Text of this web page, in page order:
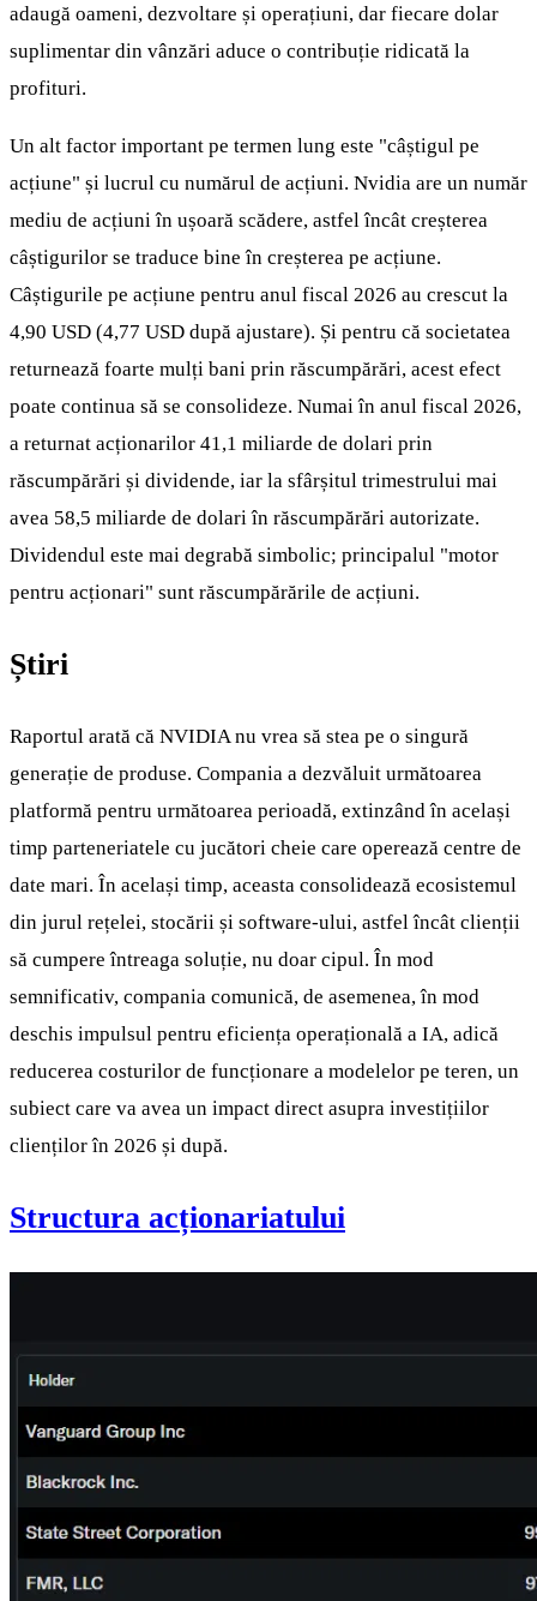
adaugă oameni, dezvoltare și operațiuni, dar fiecare dolar
suplimentar din vânzări aduce o contribuție ridicată la
profituri.
Un alt factor important pe termen lung este "câștigul pe
acțiune" și lucrul cu numărul de acțiuni. Nvidia are un număr
mediu de acțiuni în ușoară scădere, astfel încât creșterea
câștigurilor se traduce bine în creșterea pe acțiune.
Câștigurile pe acțiune pentru anul fiscal 2026 au crescut la
4,90 USD (4,77 USD după ajustare). Și pentru că societatea
returnează foarte mulți bani prin răscumpărări, acest efect
poate continua să se consolideze. Numai în anul fiscal 2026,
a returnat acționarilor 41,1 miliarde de dolari prin
răscumpărări și dividende, iar la sfârșitul trimestrului mai
avea 58,5 miliarde de dolari în răscumpărări autorizate.
Dividendul este mai degrabă simbolic; principalul "motor
pentru acționari" sunt răscumpărările de acțiuni.
Știri
Raportul arată că NVIDIA nu vrea să stea pe o singură
generație de produse. Compania a dezvăluit următoarea
platformă pentru următoarea perioadă, extinzând în același
timp parteneriatele cu jucători cheie care operează centre de
date mari. În același timp, aceasta consolidează ecosistemul
din jurul rețelei, stocării și software-ului, astfel încât clienții
să cumpere întreaga soluție, nu doar cipul. În mod
semnificativ, compania comunică, de asemenea, în mod
deschis impulsul pentru eficiența operațională a IA, adică
reducerea costurilor de funcționare a modelelor pe teren, un
subiect care va avea un impact direct asupra investițiilor
clienților în 2026 și după.
Structura acționariatului